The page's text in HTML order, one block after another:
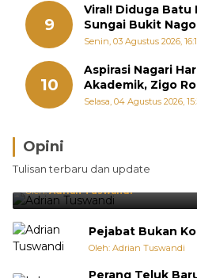
9
Viral! Diduga Batu
Sungai Bukit
Warga Khawatir
Senin, 03 Agustus 2026,
10
Aspirasi Nagari
Akademik, Zigo
Diperjuangkan di
Selasa, 04 Agustus 2026,
Opini
Tulisan terbaru dan update
Brasil Lebih Diunggulkan,
Punya Cara Membuat Kejutan
Oleh:Adrian Tuswandi
Pejabat Bukan
Oleh: Adrian Tuswandi
Perang Teluk